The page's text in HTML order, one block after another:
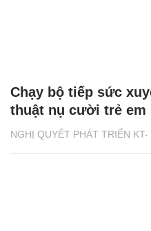
NGHỊ QUYẾT PHÁT TRIỂN KT-
Chạy bộ tiếp sức
thuật nụ cười trẻ em